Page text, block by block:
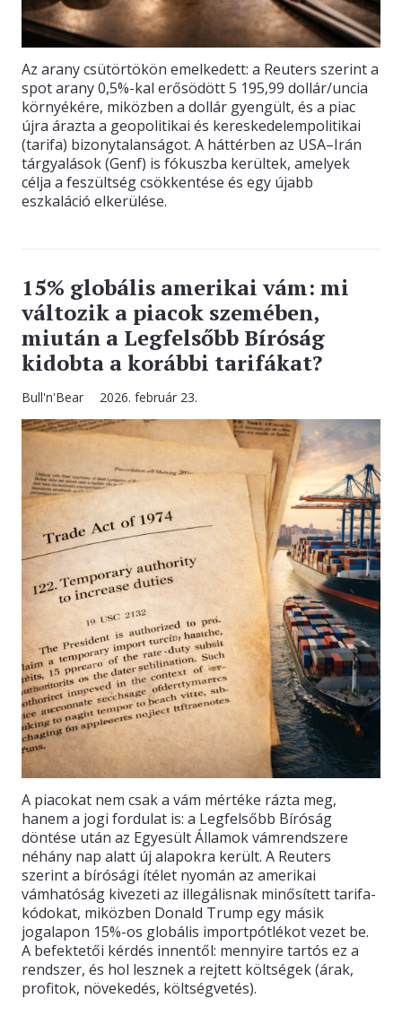
Az arany csütörtökön emelkedett: a Reuters szerint a
spot arany 0,5%-kal erősödött 5 195,99 dollár/uncia
környékére, miközben a dollár gyengült, és a piac
újra árazta a geopolitikai és kereskedelempolitikai
(tarifa) bizonytalanságot. A háttérben az USA–Irán
tárgyalások (Genf) is fókuszba kerültek, amelyek
célja a feszültség csökkentése és egy újabb
eszkaláció elkerülése.
15% globális amerikai vám: mi
változik a piacok szemében,
miután a Legfelsőbb Bíróság
kidobta a korábbi tarifákat?
Bull'n'Bear 2026. február 23.
A piacokat nem csak a vám mértéke rázta meg,
hanem a jogi fordulat is: a Legfelsőbb Bíróság
döntése után az Egyesült Államok vámrendszere
néhány nap alatt új alapokra került. A Reuters
szerint a bírósági ítélet nyomán az amerikai
vámhatóság kivezeti az illegálisnak minősített tarifa-
kódokat, miközben Donald Trump egy másik
jogalapon 15%-os globális importpótlékot vezet be.
A befektetői kérdés innentől: mennyire tartós ez a
rendszer, és hol lesznek a rejtett költségek (árak,
profitok, növekedés, költségvetés).